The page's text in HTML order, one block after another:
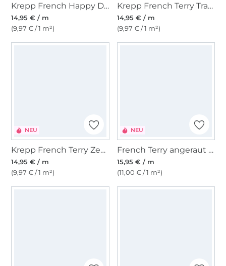
Krepp French Happy Dogs, beige
14,95 € / m
(9,97 € / 1 m²)
Krepp French Terry Traktor, beige
14,95 € / m
(9,97 € / 1 m²)
NEU
Krepp French Terry Zebra, petrol
14,95 € / m
(9,97 € / 1 m²)
NEU
French Terry angeraut Colour Stripes, lila
15,95 € / m
(11,00 € / 1 m²)